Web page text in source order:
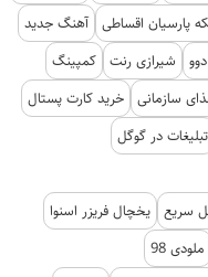
پارسیان اقساطی آهنگ جدید
شیرازی رنت کمپینگ
سازمانی خرید کارت پستال
تبلیغات در گوگل
سریع یخچال فریزر اسنوا
ملودی 98